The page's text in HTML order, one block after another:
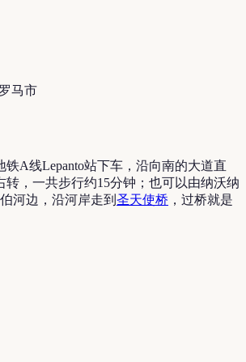
马市
A线Lepanto站下车，沿向南的大道直
转，一共步行约15分钟；也可以由纳沃纳
河边，沿河岸走到 圣天使桥 ，过桥就是